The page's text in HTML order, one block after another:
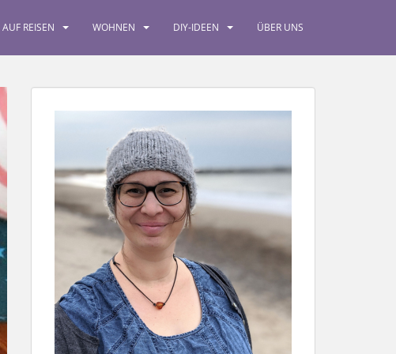
AUF REISEN WOHNEN DIY-IDEEN ÜBER UNS